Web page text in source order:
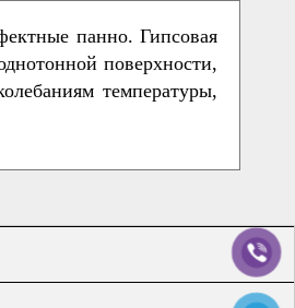
панно. Гипсовая
поверхности,
температуры,